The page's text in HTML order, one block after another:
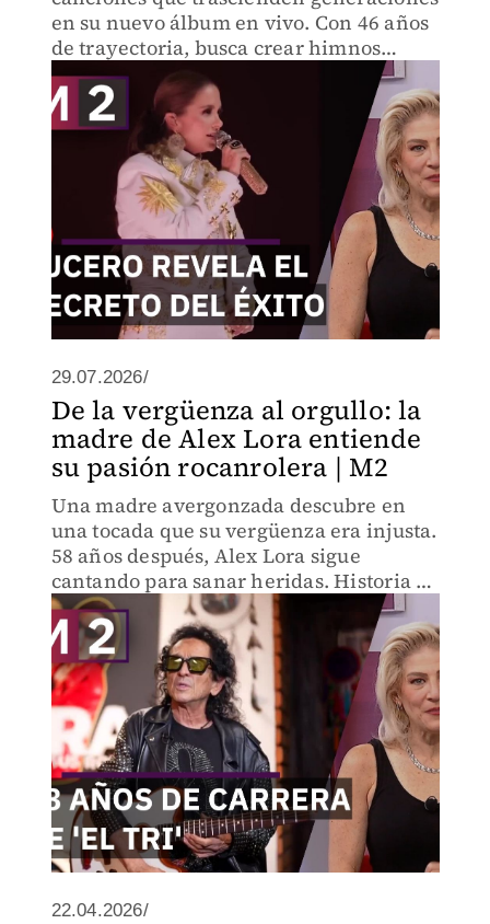
en su nuevo álbum en vivo. Con 46 años
de trayectoria, busca crear himnos
mexicanos que permanezcan un siglo.
29.07.2026/
De la vergüenza al orgullo: la
madre de Alex Lora entiende
su pasión rocanrolera | M2
Una madre avergonzada descubre en
una tocada que su vergüenza era injusta.
58 años después, Alex Lora sigue
cantando para sanar heridas. Historia de
amor familiar, fe y música que nunca
muere, contada por quien la vive cada
noche.
22.04.2026/